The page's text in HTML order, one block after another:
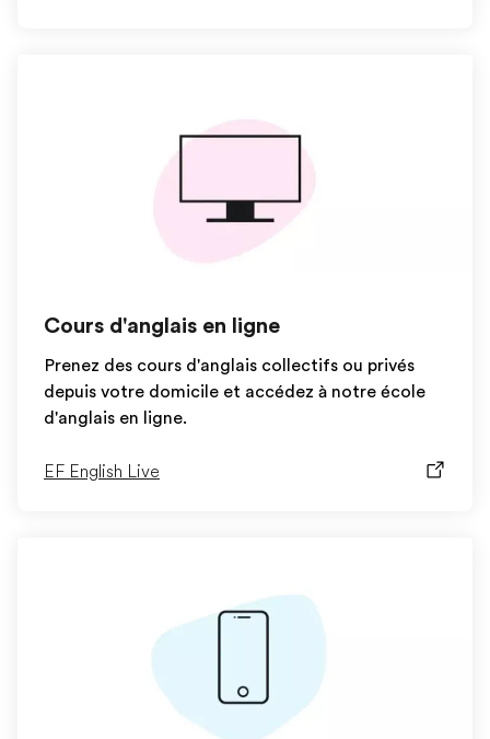
Cours d'anglais en ligne
Prenez des cours d'anglais collectifs ou privés
depuis votre domicile et accédez à notre école
d'anglais en ligne.
EF English Live